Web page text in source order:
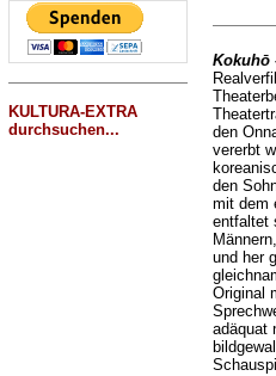
KULTURA-EXTRA
durchsuchen...
Kokuhō
den
vererbt
den
mit dem
entfaltet
und her
Original
adäquat